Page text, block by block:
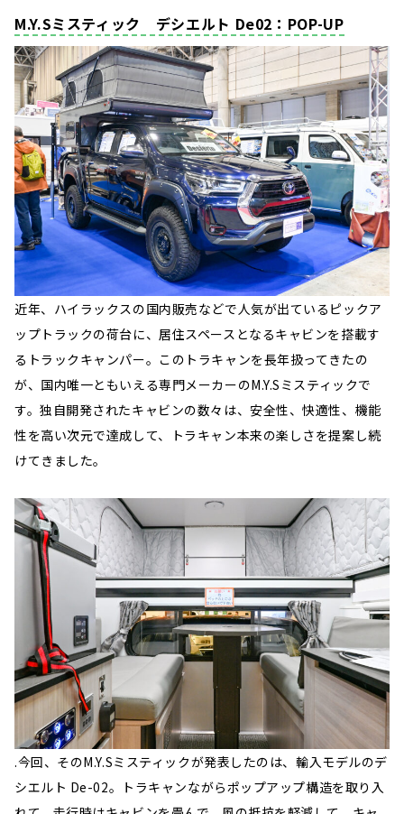
M.Y.Sミスティック デシエルト De02：POP-UP
近年、ハイラックスの国内販売などで人気が出ているピックア
ップトラックの荷台に、居住スペースとなるキャビンを搭載す
るトラックキャンパー。このトラキャンを長年扱ってきたの
が、国内唯一ともいえる専門メーカーのM.Y.Sミスティックで
す。独自開発されたキャビンの数々は、安全性、快適性、機能
性を高い次元で達成して、トラキャン本来の楽しさを提案し続
けてきました。
.今回、そのM.Y.Sミスティックが発表したのは、輸入モデルのデ
シエルト De-02。トラキャンながらポップアップ構造を取り入